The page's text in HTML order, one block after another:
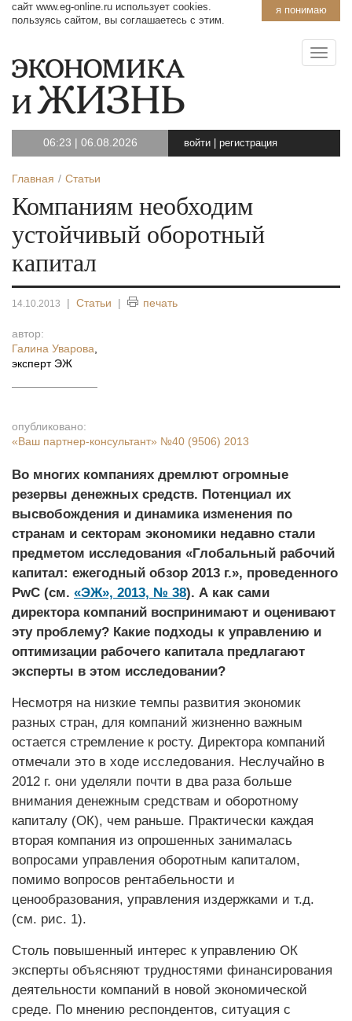
я понимаю
сайт www.eg-online.ru использует cookies.
пользуясь сайтом, вы соглашаетесь с этим.
06:23 | 06.08.2026 войти регистрация
Главная Статьи
Компаниям необходим
устойчивый оборотный
капитал
14.10.2013 | Статьи | печать
автор:
Галина Уварова
эксперт ЭЖ
опубликовано:
«Ваш партнер-консультант» №40 (9506) 2013
Во многих компаниях дремлют огромные
резервы денежных средств. Потенциал их
высвобождения и динамика изменения по
странам и секторам экономики недавно стали
предметом исследования «Глобальный рабочий
капитал: ежегодный обзор 2013 г.», проведенного
PwC (см. «ЭЖ», 2013, № 38). А как сами
директора компаний воспринимают и оценивают
эту проблему? Какие подходы к управлению и
оптимизации рабочего капитала предлагают
эксперты в этом исследовании?
Несмотря на низкие темпы развития экономик
разных стран, для компаний жизненно важным
остается стремление к рос­ту. Директора компаний
отмечали это в ходе исследования. Неслучайно в
2012 г. они уделяли почти в два раза больше
внимания денежным средствам и оборотному
капиталу (ОК), чем раньше. Практичес­ки каждая
вторая компания из опрошенных занималась
вопросами управления оборотным капиталом,
помимо вопросов рентабельности и
ценообразования, управления издержками и т.д.
(см. рис. 1).
Столь повышенный интерес к управлению ОК
эксперты объясняют трудностями финансирования
деятельности компаний в новой экономической
среде. По мнению респондентов, ситуация с